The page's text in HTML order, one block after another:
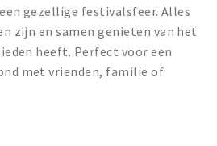
gezellige festivalsfeer. Alles
zijn en samen genieten van het
heeft. Perfect voor een
met vrienden, familie of